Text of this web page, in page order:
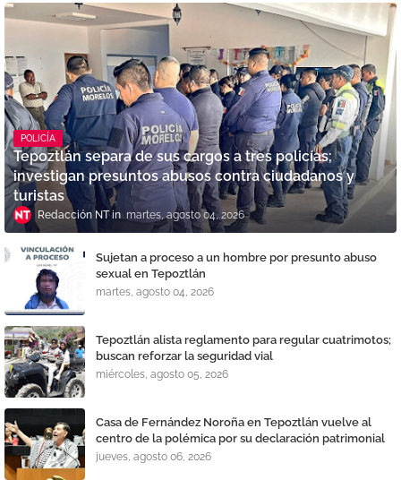
POLICÍA
Tepoztlán separa de sus cargos a tres policías;
investigan presuntos abusos contra ciudadanos y
turistas
Redacción NT martes, agosto 04, 2026
Sujetan a proceso a un hombre por presunto abuso
sexual en Tepoztlán
martes, agosto 04, 2026
Tepoztlán alista reglamento para regular cuatrimotos;
buscan reforzar la seguridad vial
miércoles, agosto 05, 2026
Casa de Fernández Noroña en Tepoztlán vuelve al
centro de la polémica por su declaración patrimonial
jueves, agosto 06, 2026